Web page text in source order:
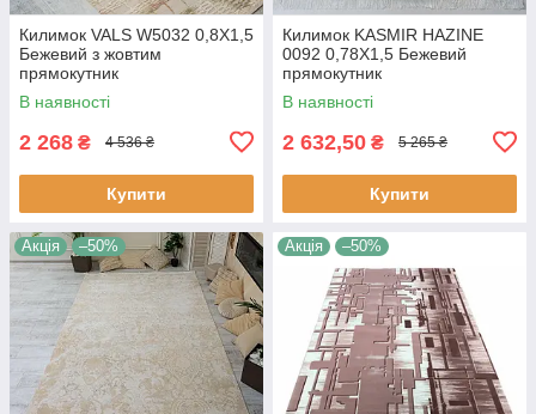
Килимок VALS W5032 0,8Х1,5
Бежевий з жовтим
прямокутник
В наявності
2 268 ₴ 4 536 ₴
Купити
Килимок KASMIR HAZINE
0092 0,78Х1,5 Бежевий
прямокутник
В наявності
2 632,50 ₴ 5 265 ₴
Купити
Акція –50% Акція –50%